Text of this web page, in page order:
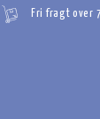
Fri fragt over